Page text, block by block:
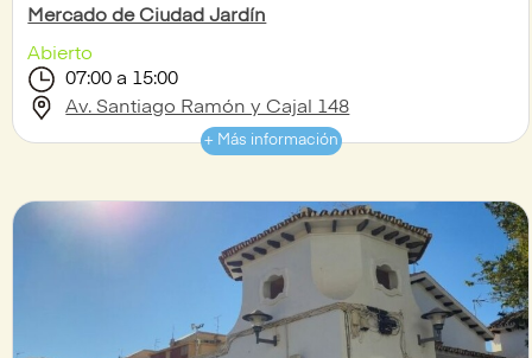
Mercado de Ciudad Jardín
Abierto
07:00 a 15:00
Av. Santiago Ramón y Cajal 148
+ Más información